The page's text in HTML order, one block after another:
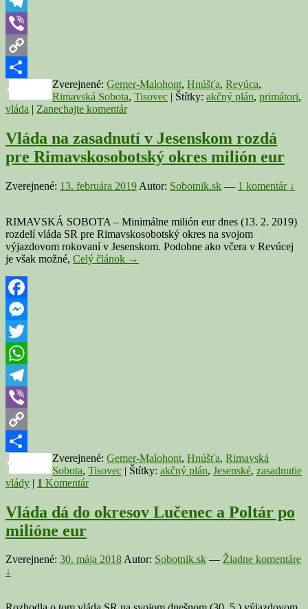
Telegram
Viber
Copy
Link
Share
Zverejnené: Gemer-Malohont, Hnúšťa, Revúca,
Rimavská Sobota, Tisovec | Štítky: akčný plán, primátori,
vláda | Zanechajte komentár
Vláda na zasadnutí v Jesenskom rozdá
pre Rimavskosobotský okres milión eur
Zverejnené: 13. februára 2019 Autor: Sobotnik.sk — 1 komentár ↓
RIMAVSKÁ SOBOTA – Minimálne milión eur dnes (13. 2. 2019)
rozdelí vláda SR pre Rimavskosobotský okres na svojom
výjazdovom rokovaní v Jesenskom. Podobne ako včera v Revúcej
je však možné, Celý článok Vláda
→
Facebook
Messenger
Twitter
WhatsApp
Telegram
Viber
Copy
Link
Share
Zverejnené: Gemer-Malohont, Hnúšťa, Rimavská
Sobota, Tisovec | Štítky: akčný plán, Jesenské, zasadnutie
vlády | 1 Komentár
Vláda dá do okresov Lučenec a Poltár po
milióne eur
Zverejnené: 30. mája 2018Autor: Sobotnik.sk — Žiadne komentáre
↓